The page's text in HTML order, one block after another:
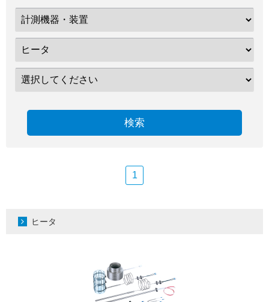
検索
1
ヒータ